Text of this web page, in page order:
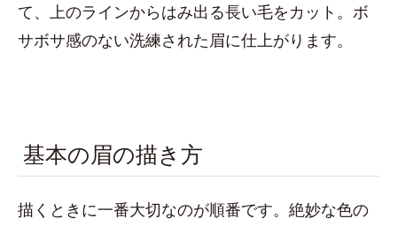
て、上のラインからはみ出る長い毛をカット。ボ
サボサ感のない洗練された眉に仕上がります。
基本の眉の描き方
描くときに一番大切なのが順番です。絶妙な色の